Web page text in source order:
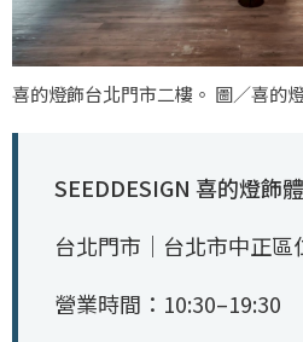
喜的燈飾台北門市二樓。 圖／喜的
SEEDDESIGN 喜的燈飾
台北門市｜台北市中正
營業時間：10:30–19:30